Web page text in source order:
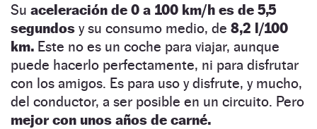
Su aceleración de 0 a 100 km/h es de 5,5
segundos y su consumo medio, de 8,2 l/100
km. Este no es un coche para viajar, aunque
puede hacerlo perfectamente, ni para disfrutar
con los amigos. Es para uso y disfrute, y mucho,
del conductor, a ser posible en un circuito. Pero
mejor con unos años de carné.